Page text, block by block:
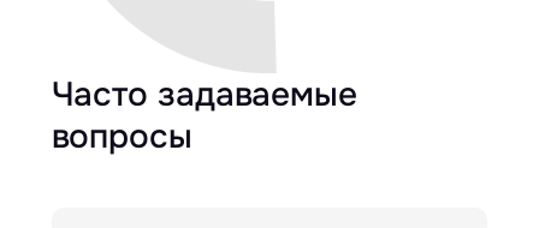
Часто задаваемые
вопросы